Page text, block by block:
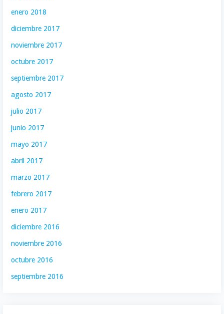
enero 2018
diciembre 2017
noviembre 2017
octubre 2017
septiembre 2017
agosto 2017
julio 2017
junio 2017
mayo 2017
abril 2017
marzo 2017
febrero 2017
enero 2017
diciembre 2016
noviembre 2016
octubre 2016
septiembre 2016